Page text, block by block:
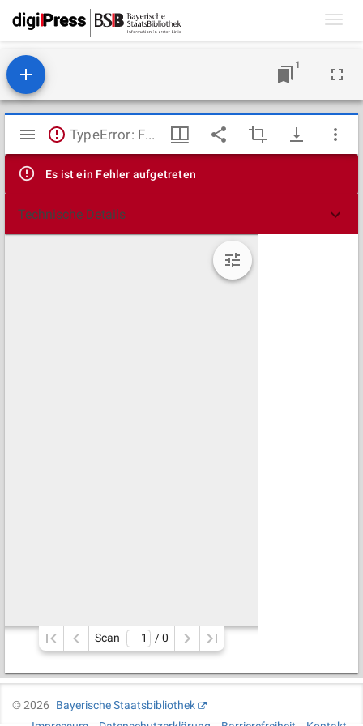
1
Mirador
Viewer
TypeError: Failed to fetch
Es ist ein Fehler aufgetreten
Technische Details
Scan / 0
©2026
Bayerische Staatsbibliothek